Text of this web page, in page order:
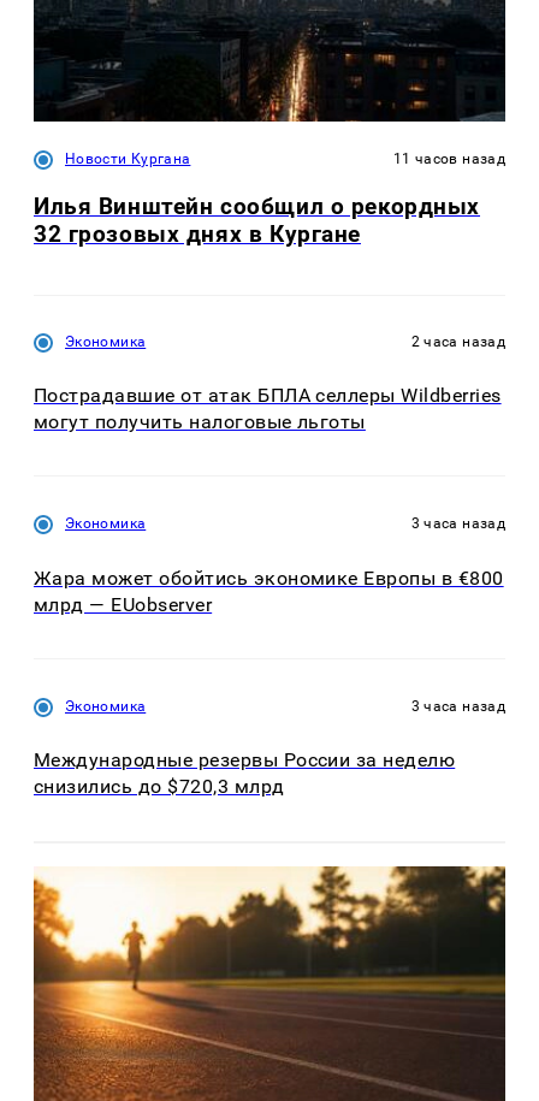
Новости Кургана 11 часов назад
Илья Винштейн сообщил о рекордных
32 грозовых днях в Кургане
Экономика 2 часа назад
Пострадавшие от атак БПЛА селлеры Wildberries
могут получить налоговые льготы
Экономика 3 часа назад
Жара может обойтись экономике Европы в €800
млрд — EUobserver
Экономика 3 часа назад
Международные резервы России за неделю
снизились до $720,3 млрд